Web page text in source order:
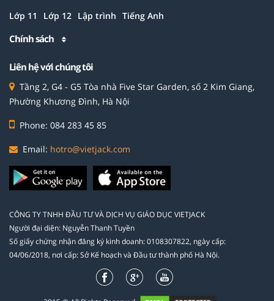
Lớp 11 Lớp 12 Lập trình Tiếng Anh
Chính sách
Liên hệ với chúng tôi
Tầng 2, G4 - G5 Tòa nhà Five Star Garden, số 2 Kim Giang,
Phường Khương Đình, Hà Nội
Phone: 084 283 45 85
Email: hotro@vietjack.com
CÔNG TY TNHH ĐẦU TƯ VÀ DỊCH VỤ GIÁO DỤC VIETJACK
Người đại diện: Nguyễn Thanh Tuyền
Số giấy chứng nhận đăng ký kinh doanh: 0108307822, ngày cấp:
04/06/2018, nơi cấp: Sở Kế hoạch và Đầu tư thành phố Hà Nội.